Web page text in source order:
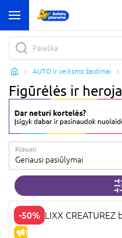
AUTO ir veiksmo žaidimai
Figūrėlės ir
Rūšiuoti
Geriausi pasiūlymai
-50%
IŠPARDAVIMAS
ZING KLIXX